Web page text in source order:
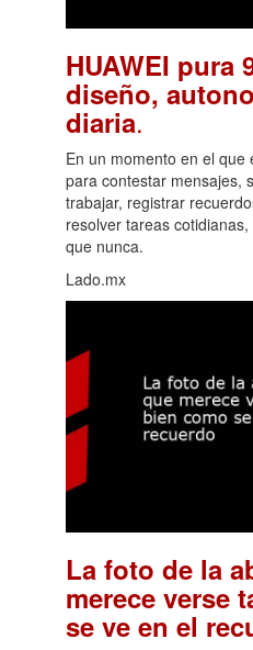
HUAWEI pura
diseño,
diaria.
En un momento en el que
para contestar mensajes,
trabajar, registrar
resolver tareas
que nunca.
Lado.mx
La foto de la
merece verse
se ve en el